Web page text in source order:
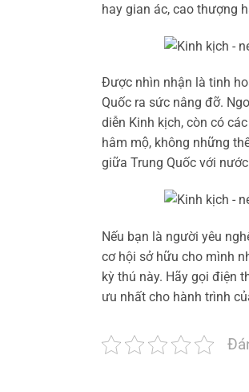
hay gian ác, cao thượng
Được nhìn nhận là tinh
Quốc ra sức nâng đỡ.
diễn Kinh kịch, còn có
hâm mộ, không những
giữa Trung Quốc với
Nếu bạn là người yêu
cơ hội sở hữu cho mình
kỳ thú này. Hãy gọi điện
ưu nhất cho hành trình